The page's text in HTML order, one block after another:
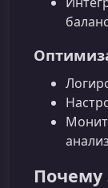
Почему